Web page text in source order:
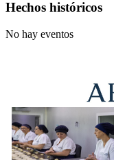
Hechos históricos
No hay eventos